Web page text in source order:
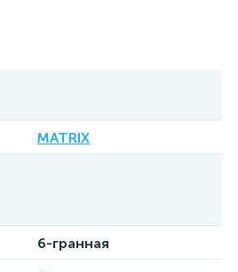
MATRIX
6-гранная